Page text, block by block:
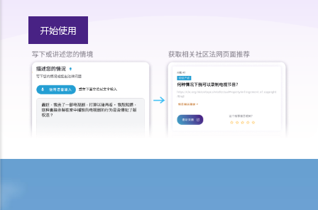
8.如T先生将其私家车送给兄长，他可能要承受甚么法律责任？
9.当法庭向T先生颁布破产令后，ABC银行可采取甚么行动?
10. T先生的破产令几时会被解除？
11. T先生可否向法庭申请提早解除破产令?
开始使用